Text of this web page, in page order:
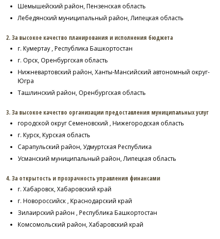
Шемышейский район, Пензенская область
Лебедянский муниципальный район, Липецкая область
2. За высокое качество планирования и исполнения бюджета
г. Кумертау , Республика Башкортостан
г. Орск, Оренбургская область
Нижневартовский район, Ханты-Мансийский автономный округ-
Югра
Ташлинский район, Оренбургская область
3. За высокое качество организации предоставления муниципальных услуг
городской округ Семеновский , Нижегородская область
г. Курск, Курская область
Сарапульский район, Удмуртская Республика
Усманский муниципальный район, Липецкая область
4. За открытость и прозрачность управления финансами
г. Хабаровск, Хабаровский край
г. Новороссийск , Краснодарский край
Зилаирский район , Республика Башкортостан
Комсомольский район, Хабаровский край